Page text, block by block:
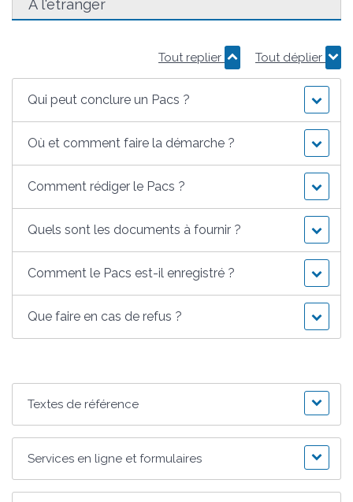
À l'étranger
Tout replier Tout déplier
Qui peut conclure un Pacs ?
Où et comment faire la démarche ?
Comment rédiger le Pacs ?
Quels sont les documents à fournir ?
Comment le Pacs est-il enregistré ?
Que faire en cas de refus ?
Textes de référence
Services en ligne et formulaires